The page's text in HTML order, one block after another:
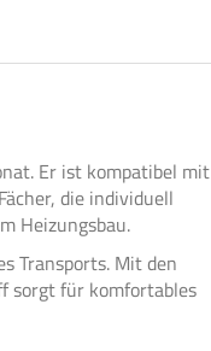
Er ist kompatibel mit
die individuell
Heizungsbau.
Transports. Mit den
sorgt für komfortables